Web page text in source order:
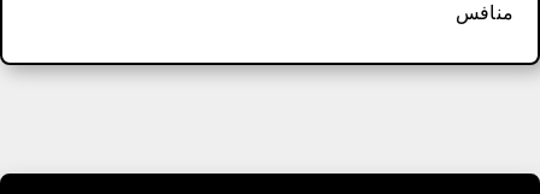
منافس